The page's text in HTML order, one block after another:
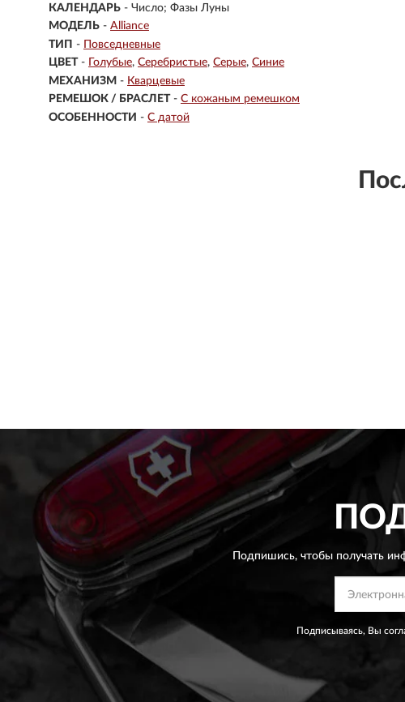
КАЛЕНДАРЬ - Число; Фазы Луны
МОДЕЛЬ - Alliance
ТИП - Повседневные
ЦВЕТ - Голубые Серебристые Серые Синие
МЕХАНИЗМ - Кварцевые
РЕМЕШОК / БРАСЛЕТ - С кожаным ремешком
ОСОБЕННОСТИ - С датой
Подпишись, чтобы получать
Подписываясь, Вы